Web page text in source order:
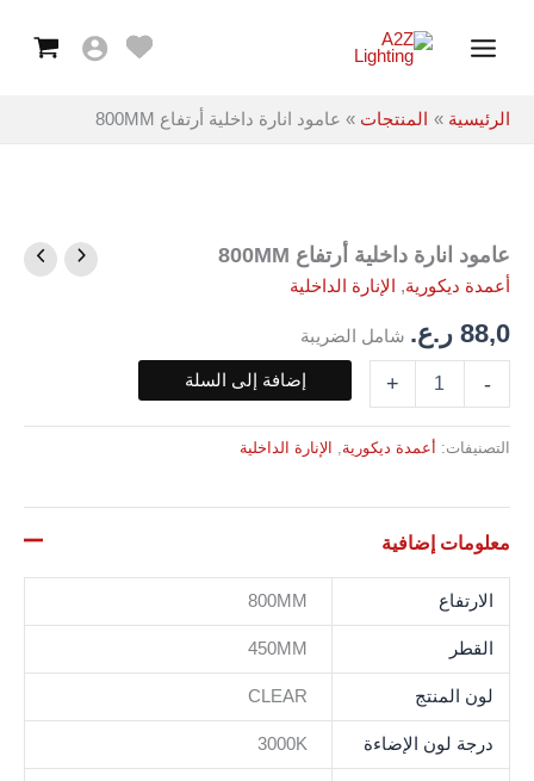
Menu
الرئيسية المنتجات عامود انارة داخلية أرتفاع 800MM
عامود انارة داخلية أرتفاع 800MM
أعمدة ديكورية, الإنارة الداخلية
88,0 ر.ع. شامل الضريبة
-
كمية
عامود
داخلية
أرتفاع
+ إضافة إلى السلة
التصنيفات: أعمدة ديكورية الإنارة الداخلية
معلومات إضافية
الارتفاع 800MM
القطر 450MM
لون المنتج CLEAR
درجة لون الإضاءة 3000K
800MM